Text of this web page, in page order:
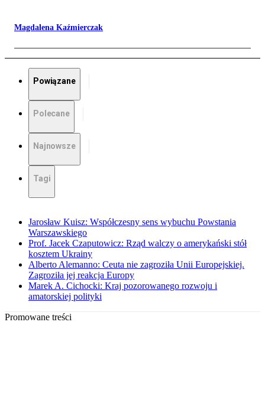
Magdalena Kaźmierczak
Powiązane
Polecane
Najnowsze
Tagi
Jarosław Kuisz: Współczesny sens wybuchu Powstania
Warszawskiego
Prof. Jacek Czaputowicz: Rząd walczy o amerykański stół
kosztem Ukrainy
Alberto Alemanno: Ceuta nie zagroziła Unii Europejskiej.
Zagroziła jej reakcja Europy
Marek A. Cichocki: Kraj pozorowanego rozwoju i
amatorskiej polityki
Promowane treści